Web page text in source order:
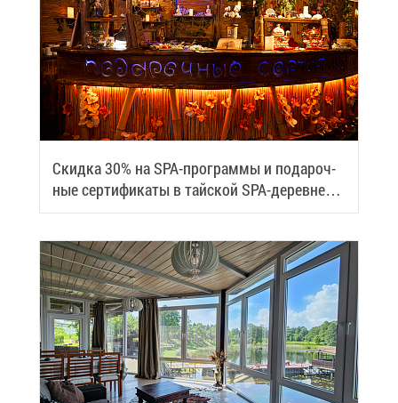
Скид­ка 30% на SPA-про­грам­мы и по­да­роч­
ные сер­ти­фи­ка­ты в тай­ской SPA-де­ревне
Samui